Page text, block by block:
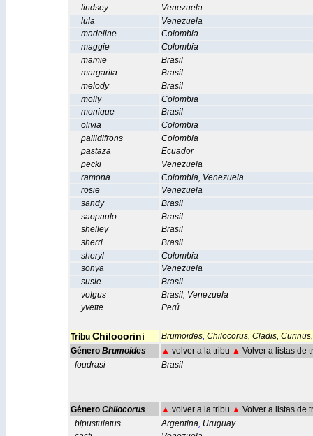
lindsey
Venezuela
lula
Venezuela
madeline
Colombia
maggie
Colombia
mamie
Brasil
margarita
Brasil
melody
Brasil
molly
Colombia
monique
Brasil
olivia
Colombia
pallidifrons
Colombia
pastaza
Ecuador
pecki
Venezuela
ramona
Colombia, Venezuela
rosie
Venezuela
sandy
Brasil
saopaulo
Brasil
shelley
Brasil
sherri
Brasil
sheryl
Colombia
sonya
Venezuela
susie
Brasil
volgus
Brasil, Venezuela
yvette
Perú
Tribu Chilocorini Brumoides, Chilocorus, Cladis, Curinus,
Género Brumoides ▲ volver a la tribu ▲ Volver a listas de
foudrasi
Brasil
Género Chilocorus ▲ volver a la tribu ▲ Volver a listas de
bipustulatus
Argentina, Uruguay